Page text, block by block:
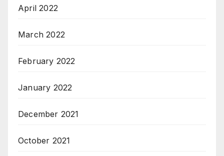
April 2022
March 2022
February 2022
January 2022
December 2021
October 2021